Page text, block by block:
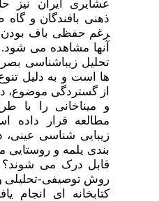
عشایری ایران نیز
ذهنی بافندگان و
رغم حفظی­ باف بودن،
آنها مشاهده­ می
تحلیل زیبا­شناسی
ها ­­است و به دلیل
از گستردگی موضوع،
و میناخانی را با
مطالعه قرار داده
زیبایی­ شناسی
بندی یلمه و روستایی
قابل درک می­
روش توصیفی-تحلیلی و
کتابخانه ­ای انجام